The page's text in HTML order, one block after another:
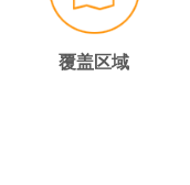
覆盖区域